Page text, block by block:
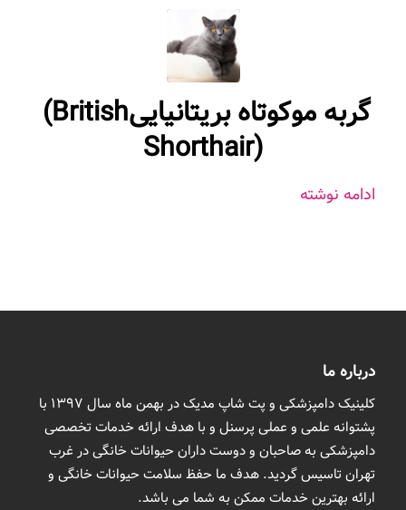
گربه‭ ‬موکوتاه‭ ‬بریتانیایی‭ (‬British‭
‬Shorthair‭)‬
ادامه نوشته
درباره ما
کلینیک دامپزشکی و پت شاپ مدیک در بهمن ماه سال 1397 با
پشتوانه علمی و عملی پرسنل و با هدف ارائه خدمات تخصصی
دامپزشکی به صاحبان و دوست داران حیوانات خانگی در غرب
تهران تاسیس گردید. هدف ما حفظ سلامت حیوانات خانگی و
ارائه بهترین خدمات ممکن به شما می باشد.